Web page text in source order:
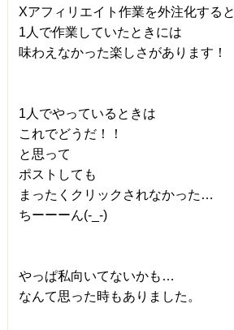
Xアフィリエイト作業を外注化すると
1人で作業していたときには
味わえなかった楽しさがあります！
1人でやっているときは
これでどうだ！！
と思って
ポストしても
まったくクリックされなかった…
ちーーーん(-_-)
やっぱ私向いてないかも…
なんて思った時もありました。